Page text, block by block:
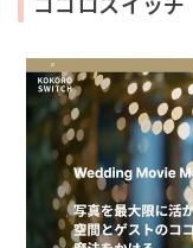
ココロスイッチ